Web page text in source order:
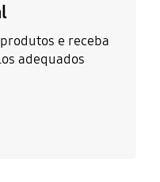
e receba
adequados